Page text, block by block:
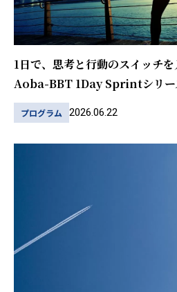
1日で、思考と行動のスイッチ
Aoba-BBT 1Day Sprintシリー
プログラム 2026.06.22